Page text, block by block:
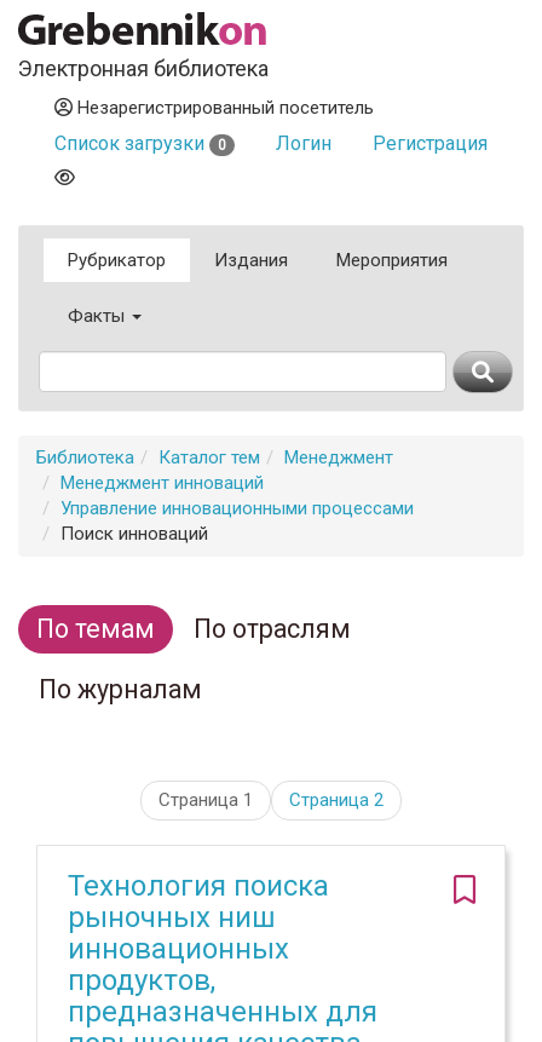
Электронная библиотека
Незарегистрированный посетитель
Список загрузки 0 Логин Регистрация
Рубрикатор Издания Мероприятия
Факты
Библиотека Каталог тем
Менеджмент
Менеджмент инноваций
Управление инновационными процессами
Поиск инноваций
По темам
По отраслям
По журналам
Страница 1 Страница 2
Технология поиска
рыночных ниш
инновационных
продуктов,
предназначенных для